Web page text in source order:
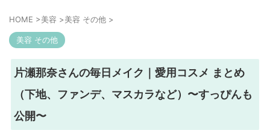
HOME >美容 >美容 その他 >
美容 その他
片瀬那奈さんの毎日メイク｜愛用コスメ まとめ
（下地、ファンデ、マスカラなど）〜すっぴんも
公開〜